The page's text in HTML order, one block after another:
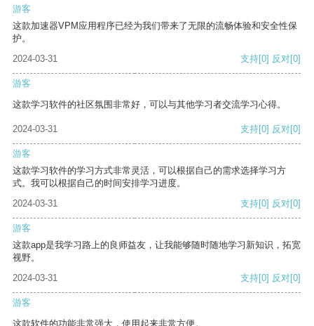
游客
这款加速器VPM应用程序已经为我们带来了无限的流畅体验和安全性保
护。
2024-03-31
支持[0] 反对[0]
游客
这款学习软件的社区氛围非常好，可以与其他学习者交流学习心得。
2024-03-31 支持[0] 反对[0]
游客
这款学习软件的学习方式非常灵活，可以根据自己的需求选择学习方
式。我可以根据自己的时间安排学习进度。
2024-03-31
支持[0] 反对[0]
游客
这款app是我学习路上的良师益友，让我能够随时随地学习新知识，拓宽
视野。
2024-03-31
支持[0] 反对[0]
游客
这款软件的功能非常强大，使用起来非常方便。